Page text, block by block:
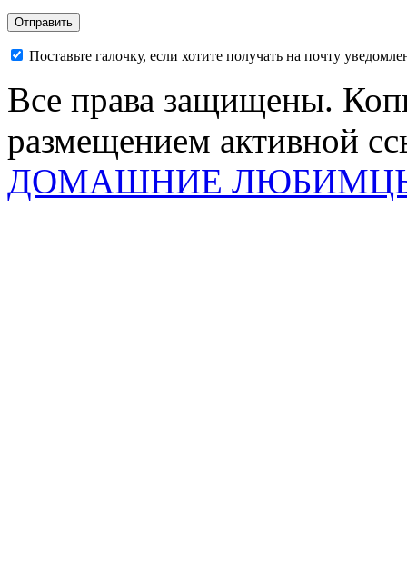
Поставьте галочку, если хотите получать на почту
Все права защищены.
размещением активной
ДОМАШНИЕ